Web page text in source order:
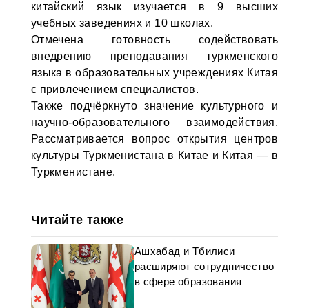
китайский язык изучается в 9 высших
учебных заведениях и 10 школах.
Отмечена готовность содействовать
внедрению преподавания туркменского
языка в образовательных учреждениях Китая
с привлечением специалистов.
Также подчёркнуто значение культурного и
научно-образовательного взаимодействия.
Рассматривается вопрос открытия центров
культуры Туркменистана в Китае и Китая — в
Туркменистане.
Читайте также
Ашхабад и Тбилиси
расширяют сотрудничество
в сфере образования